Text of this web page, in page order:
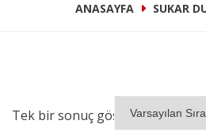
ANASAYFA SUKAR
Tek bir sonuç gösteriliyor